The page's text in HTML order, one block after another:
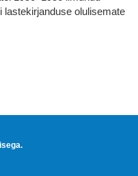
lastekirjanduse olulisemate